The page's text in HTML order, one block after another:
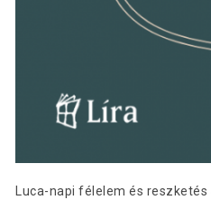
Luca-napi félelem és reszketés